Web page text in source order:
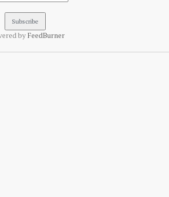
by FeedBurner